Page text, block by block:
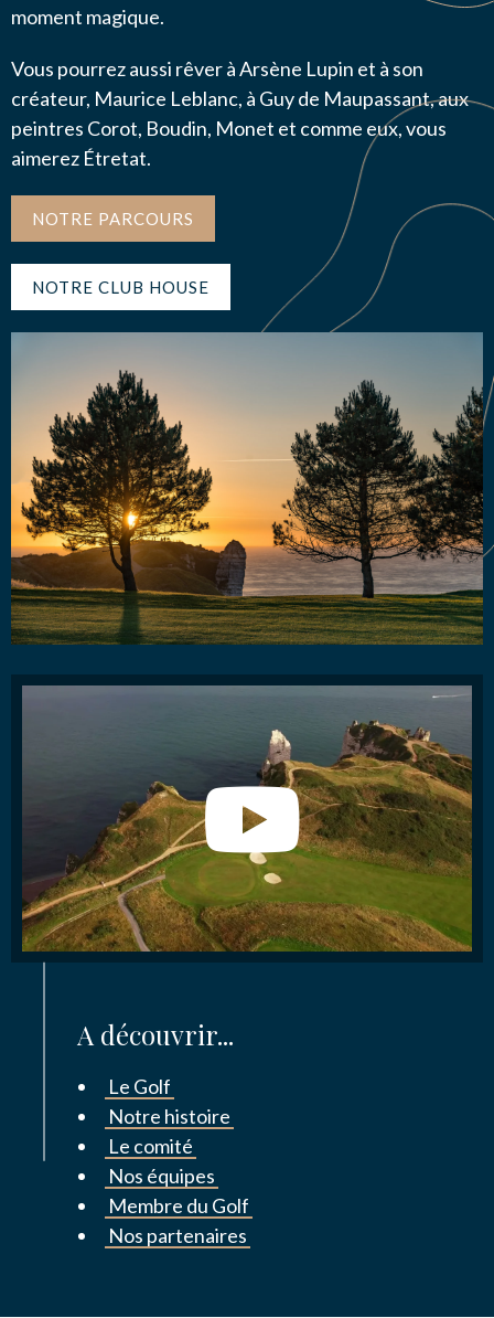
moment magique.
Vous pourrez aussi rêver à Arsène Lupin et à son
créateur, Maurice Leblanc, à Guy de Maupassant, aux
peintres Corot, Boudin, Monet et comme eux, vous
aimerez Étretat.
NOTRE PARCOURS
NOTRE CLUB HOUSE
A découvrir...
Le Golf
Notre histoire
Le comité
Nos équipes
Membre du Golf
Nos partenaires
ENVOYER MA DEMANDE